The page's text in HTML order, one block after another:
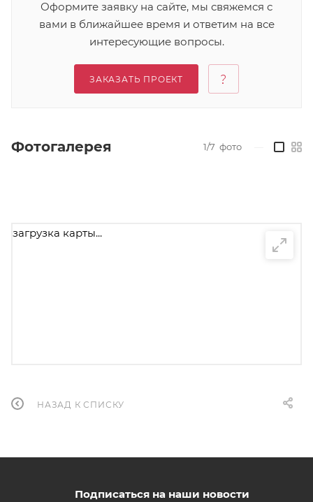
Оформите заявку на сайте, мы свяжемся с
вами в ближайшее время и ответим на все
интересующие вопросы.
ЗАКАЗАТЬ ПРОЕКТ
Фотогалерея 1/7 фото
загрузка карты...
НАЗАД К СПИСКУ
Подписаться на наши новости